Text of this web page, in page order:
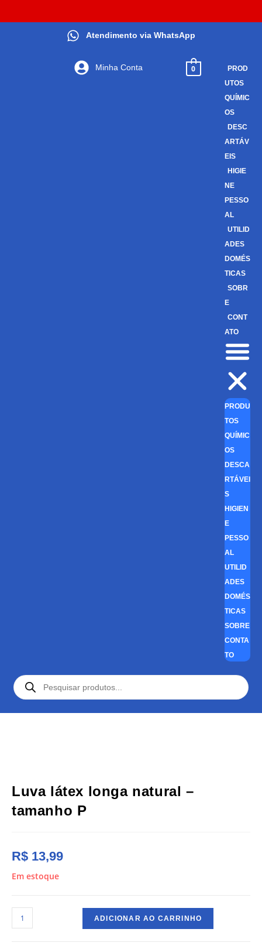
Atendimento via WhatsApp
Minha Conta 0
PROD
UTOS
QUÍMIC
OS
DESC
ARTÁV
EIS
HIGIE
NE
PESSO
AL
UTILID
ADES
DOMÉS
TICAS
SOBR
E
CONT
ATO
PRODU
TOS
QUÍMIC
OS
DESCA
RTÁVEI
S
HIGIEN
E
PESSO
AL
UTILID
ADES
DOMÉS
TICAS
SOBRE
CONTA
TO
Luva látex longa natural –
tamanho P
R$ 13,99
Em estoque
ADICIONAR AO CARRINHO